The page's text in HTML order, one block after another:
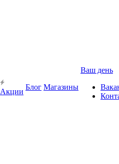
Акции
Блог Магазины
Ваш день